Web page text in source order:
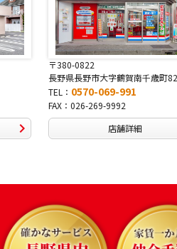
〒381-2243
長野県長野市稲里1-5-25
TEL： 0570-067-878
FAX：026-286-7888
店舗詳細